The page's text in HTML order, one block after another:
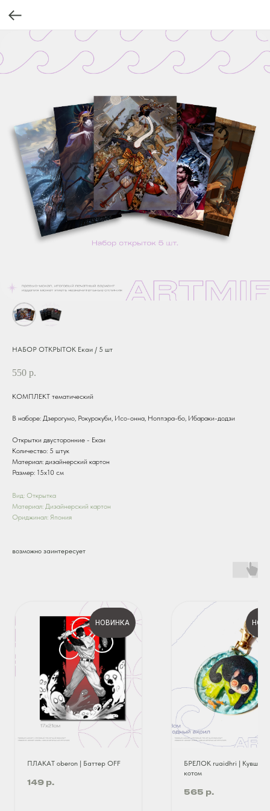
НАБОР ОТКРЫТОК Екаи / 5 шт
550 р.
КОМПЛЕКТ тематический
В наборе: Дзерогумо, Рокурокуби, Исо-онна, Ноппэра-бо, Ибараки-додзи
Открытки двусторонние - Екаи
Количество: 5 штук
Материал: дизайнерский картон
Размер: 15х10 см
Вид: Открытка
Материал: Дизайнерский картон
Ориджинал: Япония
возможно заинтересует
НОВИНКА
ПЛАКАТ oberon | Баттер OFF
149 р.
БРЕЛОК ruaidhri |
котом
565 р.